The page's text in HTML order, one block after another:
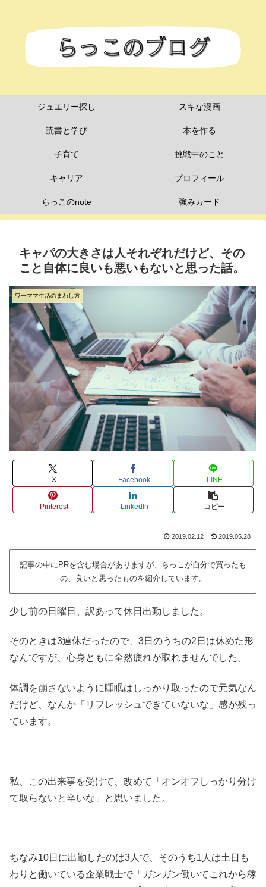
ジュエリー探し スキな漫画
読書と学び 本を作る
子育て 挑戦中のこと
キャリア プロフィール
らっこのnote 強みカード
キャパの大きさは人それぞれだけど、その
こと自体に良いも悪いもないと思った話。
ワーママ生活のまわし方
X Facebook LINE
Pinterest LinkedIn コピー
2019.02.12 2019.05.28
記事の中にPRを含む場合がありますが、らっこが自分で買ったも
の、良いと思ったものを紹介しています。
少し前の日曜日、訳あって休日出勤しました。
そのときは3連休だったので、3日のうちの2日は休めた形
なんですが、心身ともに全然疲れが取れませんでした。
体調を崩さないように睡眠はしっかり取ったので元気なん
だけど、なんか「リフレッシュできていないな」感が残っ
ています。
私、この出来事を受けて、改めて「オンオフしっかり分け
て取らないと辛いな」と思いました。
ちなみ10日に出勤したのは3人で、そのうち1人は土日も
わりと働いている企業戦士で「ガンガン働いてこれから稼